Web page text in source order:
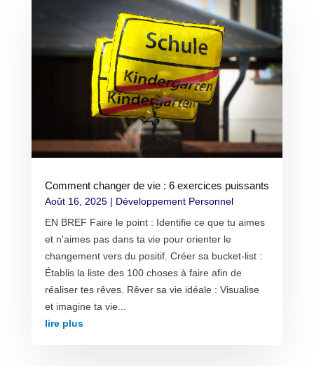
Comment changer de vie : 6 exercices puissants
Août 16, 2025| Développement Personnel
EN BREF Faire le point : Identifie ce que tu aimes
et n'aimes pas dans ta vie pour orienter le
changement vers du positif. Créer sa bucket-list :
Établis la liste des 100 choses à faire afin de
réaliser tes rêves. Rêver sa vie idéale : Visualise
et imagine ta vie...
lire plus